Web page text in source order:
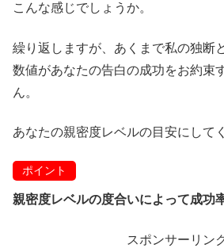
こんな感じでしょうか。
繰り返しますが、あくまで私の独断
数値があなたの告白の成功をお約束
ん。
あなたの親密度レベルの目安にして
ポイント
親密度レベルの度合いによって成功
スポンサーリン